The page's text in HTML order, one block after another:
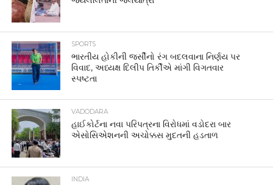
SPORTS
ભારતીય હોકીની જર્સીનો રંગ બદલવાના નિર્ણય પર
વિવાદ, અધ્યક્ષ દિલીપ તિર્કીએ માંગી વિગતવાર
સ્પષ્ટતા
VADODARA
હાઈકોર્ટના નવા પરિપત્રના વિરોધમાં વડોદરા બાર
એસોસિએશનની અચોક્કસ મુદતની હડતાળ
INDIA